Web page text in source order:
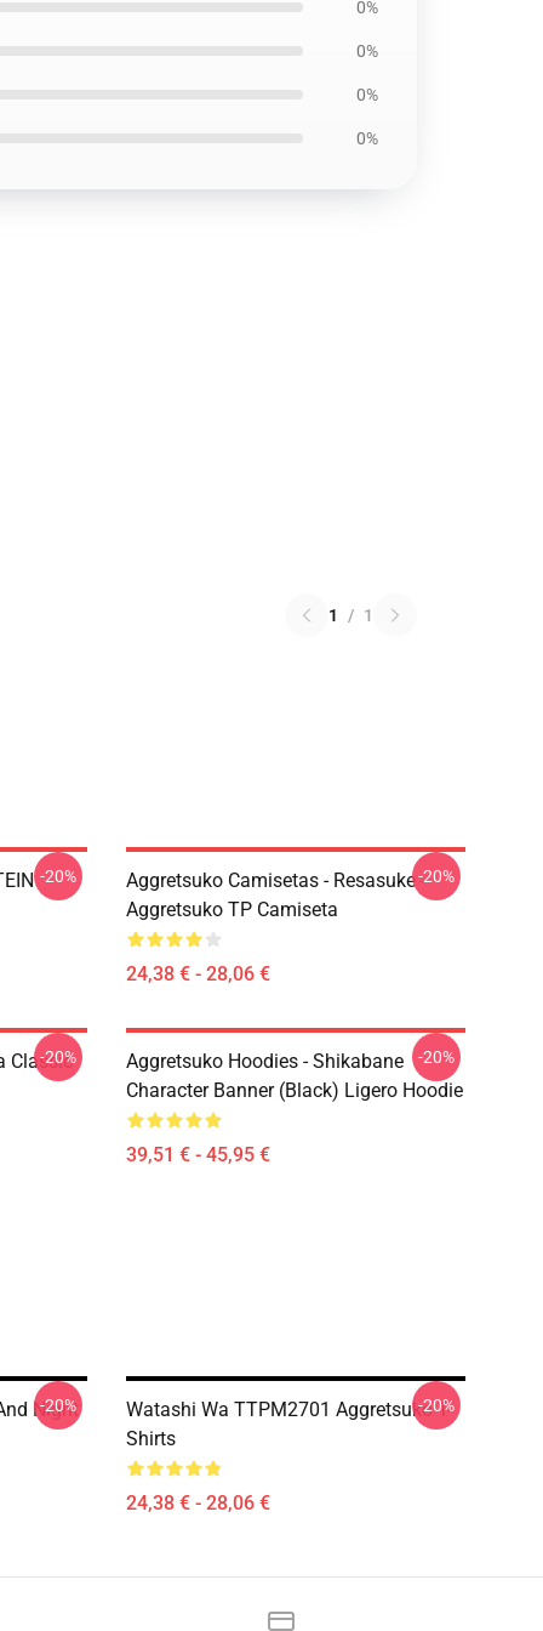
0%
0%
0%
0%
1 / 1
-20%
Aggretsuko Camisetas - Resasuke -
Aggretsuko TP Camiseta
24,38 € - 28,06 €
-20%
Classic
-20%
Aggretsuko Hoodies - Shikabane
Character Banner (Black) Ligero Hoodie
39,51 € - 45,95 €
-20%
Night
-20%
Watashi Wa TTPM2701 Aggretsuko T-
Shirts
24,38 € - 28,06 €
-20%